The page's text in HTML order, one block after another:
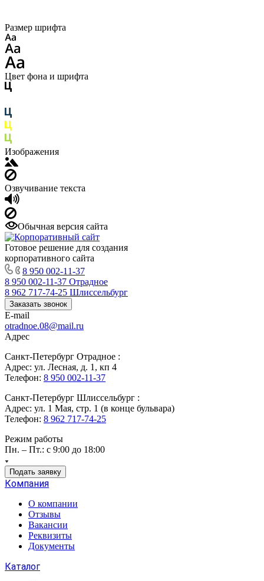
Размер шрифта
Цвет фона и шрифта
Изображения
Озвучивание текста
Обычная версия сайта
Готовое решение для создания
корпоративного сайта
8 950 002-11-37
8 950 002-11-37 Отрадное
8 962 717-74-25 Шлиссельбург
Заказать звонок
E-mail
otradnoe.08@mail.ru
Адрес
Санкт-Петербург Отрадное :
Адрес: ул. Лесная, д. 1, кп 4
Телефон: 8 950 002-11-37
Санкт-Петербург Шлиссельбург :
Адрес: ул. 1 Мая, стр. 1 (в конце бульвара)
Телефон: 8 962 717-74-25
Режим работы
Пн. – Пт.: с 9:00 до 18:00
Подать заявку
Компания
О компании
Отзывы
Вакансии
Реквизиты
Документы
Каталог